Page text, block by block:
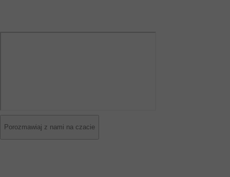
Porozmawiaj z nami na czacie